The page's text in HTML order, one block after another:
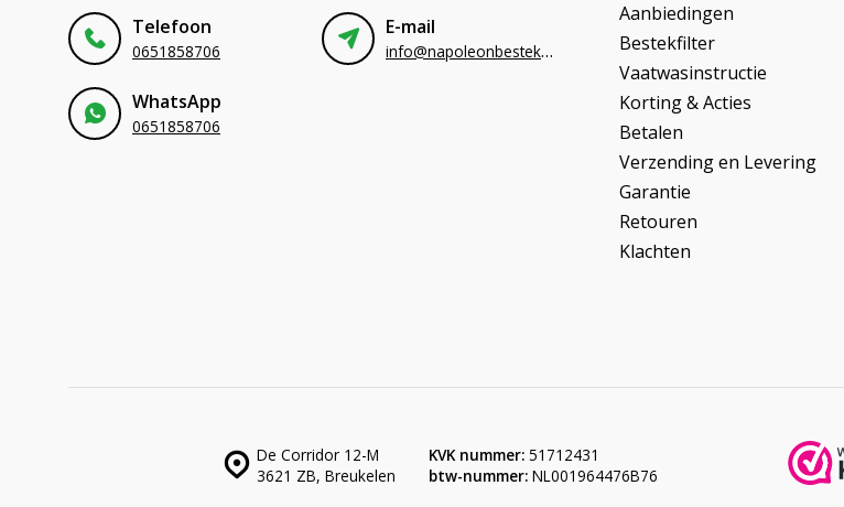
Telefoon
0651858706
E-mail
info@napoleonbestek.nl
WhatsApp
0651858706
Aanbiedingen
Bestekfilter
Vaatwasinstructie
Korting & Acties
Betalen
Verzending en Levering
Garantie
Retouren
Klachten
De Corridor 12-M
3621 ZB, Breukelen
KVK nummer: 51712431
btw-nummer: NL001964476B76